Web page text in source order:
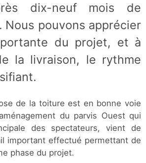
dix-neuf mois de
Nous pouvons apprécier
du projet, et à
la livraison, le rythme
de la toiture est en bonne voie
du parvis Ouest qui
des spectateurs, vient de
important effectué permettant de
phase du projet.